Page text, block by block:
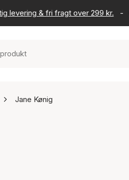
levering & fri fragt over 299 kr. -
Jane Kønig